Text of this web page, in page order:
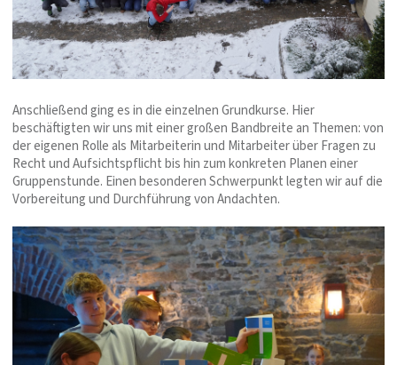
Anschließend ging es in die einzelnen Grundkurse. Hier
beschäftigten wir uns mit einer großen Bandbreite an Themen: von
der eigenen Rolle als Mitarbeiterin und Mitarbeiter über Fragen zu
Recht und Aufsichtspflicht bis hin zum konkreten Planen einer
Gruppenstunde. Einen besonderen Schwerpunkt legten wir auf die
Vorbereitung und Durchführung von Andachten.